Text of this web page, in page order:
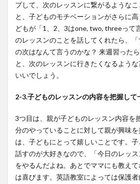
プして、次のレッスンに繋がるような
と、子どものモチベーションがさらに
どもが「1、2、3はone, two, threeって
のレッスンのことを話してくれたら、
の次はなんて言うのかな？ 来週習った
と、次のレッスンに行きたくなるよう
いいでしょう。
2-3.子どものレッスンの内容を把握して
3つ目は、親が子どものレッスン内容を
分のやっていることに対して親が興味
は、子どもにとって嬉しいことです。
話すのが大好きなので、「今日のレッ
をやるんだよね。あとでママにも教え
は喜びます。英語教室によっては保護